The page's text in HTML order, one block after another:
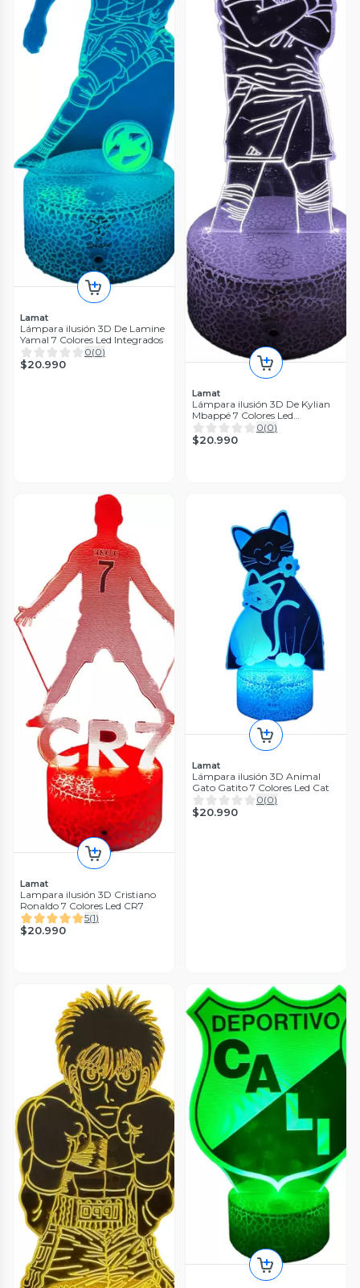
Lamat
Lámpara ilusión 3D De Lamine
Yamal 7 Colores Led Integrados
0(0)
$20.990
Lamat
Lámpara ilusión 3D De Kylian
Mbappé 7 Colores Led
Integrados
0(0)
$20.990
Lamat
Lampara ilusión 3D Cristiano
Ronaldo 7 Colores Led CR7
5(1)
$20.990
Lamat
Lámpara ilusión 3D Animal
Gato Gatito 7 Colores Led Cat
0(0)
$20.990